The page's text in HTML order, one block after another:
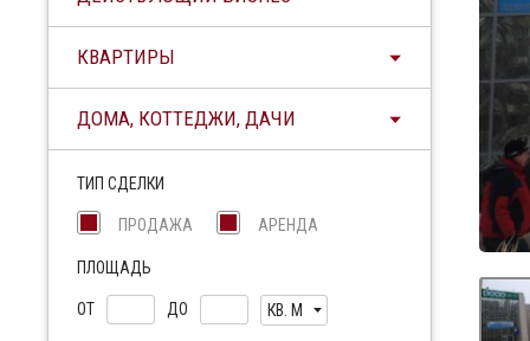
КВАРТИРЫ
ДОМА, КОТТЕДЖИ, ДАЧИ
ТИП СДЕЛКИ
ПРОДАЖА АРЕНДА
ПЛОЩАДЬ
ОТ ДО КВ. М